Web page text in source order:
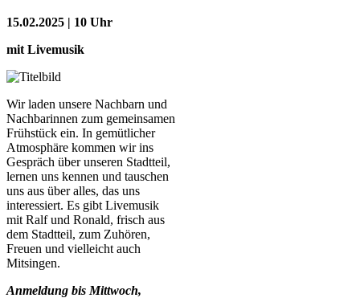
15.02.2025 | 10 Uhr
mit Livemusik
Wir laden unsere Nachbarn und
Nachbarinnen zum gemeinsamen
Frühstück ein. In gemütlicher
Atmosphäre kommen wir ins
Gespräch über unseren Stadtteil,
lernen uns kennen und tauschen
uns aus über alles, das uns
interessiert. Es gibt Livemusik
mit Ralf und Ronald, frisch aus
dem Stadtteil, zum Zuhören,
Freuen und vielleicht auch
Mitsingen.
Anmeldung bis Mittwoch,